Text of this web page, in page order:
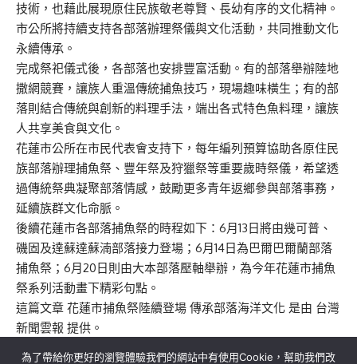
技術，也藉此展現原住民族敬老尊賢、長幼有序的文化精神。
市公所將持續支持各部落辦理祭儀與文化活動，共同推動文化
永續傳承。
完成祭祀儀式後，各部落也安排豐富活動。有的部落舉辦陸地
撒網競賽，讓族人重溫傳統捕魚技巧，現場趣味橫生；有的部
落則結合傳統與創新的料理手法，端出各式特色魚料理，讓族
人共享美食與文化。
花蓮市公所在市民代表會支持下，每年編列預算協助各原住民
族部落辦理捕魚祭、豐年祭及狩獵祭等重要歲時祭儀，希望透
過傳統祭典凝聚部落情感，鼓勵更多青年返鄉參與部落事務，
延續族群文化命脈。
後續花蓮市各部落捕魚祭的時程如下：6月13日將由幾可普、
磯固及達蘇達蘇湳部落接力登場；6月14日為巴爾巴爾蘭部落
捕魚祭；6月20日則由大本部落壓軸舉辦，為今年花蓮市捕魚
祭系列活動畫下精彩句點。
這篇文章 花蓮市捕魚祭陸續登場 傳承部落海洋文化 是由 台灣
新聞雲報 提供。
為了帶給你更好的瀏覽體驗我們的網站中有使用Cookie，幫助我們改